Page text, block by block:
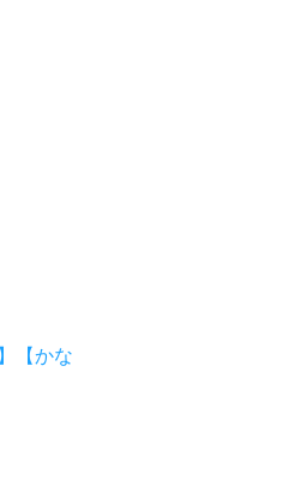
【かな